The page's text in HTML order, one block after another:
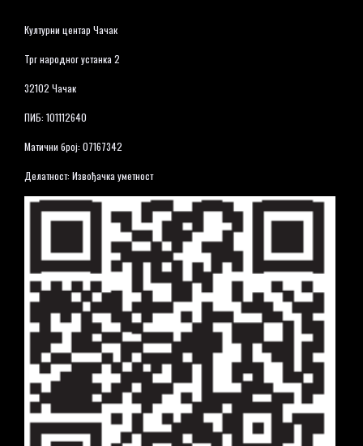
Културни центар Чачак
Трг народног устанка 2
32102 Чачак
ПИБ: 101112640
Матични број: 07167342
Делатност: Извођачка уметност